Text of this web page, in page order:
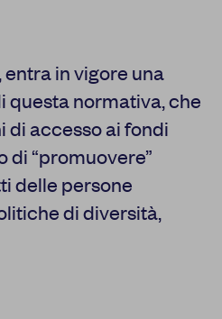
in vigore una
questa normativa, che
di accesso ai fondi
di “promuovere”
delle persone
di diversità,